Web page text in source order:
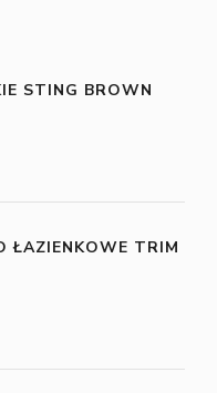
STING BROWN
ŁAZIENKOWE TRIM